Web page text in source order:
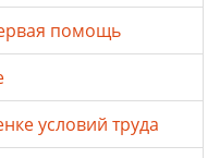
помощь
условий труда